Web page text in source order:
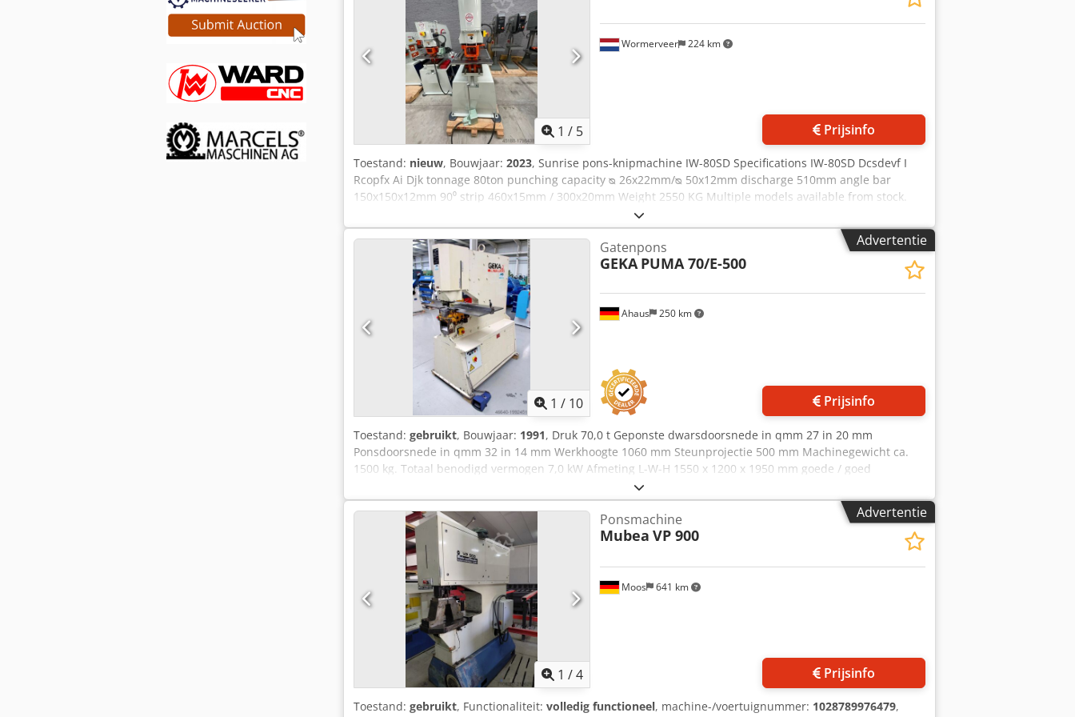
1 / 5
Wormerveer 224 km
Prijsinfo
Toestand: nieuw, Bouwjaar: 2023, Sunrise pons-knipmachine IW-80SD Specifications IW-80SD Dcsdevf I
Rcopfx Ai Djk tonnage 80ton punching capacity ᴓ 26x22mm/ᴓ 50x12mm discharge 510mm angle bar
150x150x12mm 90⁰ strip 460x15mm / 300x20mm Weight 2550 KG Multiple models available from stock.
Advertentie
1 / 10
Ahaus 250 km
Gatenpons
GEKA PUMA 70/E-500
Prijsinfo
Toestand: gebruikt, Bouwjaar: 1991, Druk 70,0 t Geponste dwarsdoorsnede in qmm 27 in 20 mm
Ponsdoorsnede in qmm 32 in 14 mm Werkhoogte 1060 mm Steunprojectie 500 mm Machinegewicht ca.
1500 kg. Totaal benodigd vermogen 7,0 kW Afmeting L-W-H 1550 x 1200 x 1950 mm goede / goed
onderhouden staat (!!) originele prijs ca. 21.000 Euro Speciale prijs op aanvraag Uitrusting: -
elektrohydraulische perforator, met grote keeldiepte - grote GEKA aanslagtafel met verstelbaar
aanslagsysteem - Plaatschraper met schraapplaten - Traploze slagverstelling - matrijzenvoet - 1x vrij
bewegende voetschakelaar Dcodpfx Aexabu Tsi Djk - Bedieningshandleiding (PDF)
Advertentie
1 /4
Moos 641 km
Ponsmachine
Mubea VP 900
Prijsinfo
Toestand: gebruikt, Functionaliteit: volledig functioneel, machine-/voertuignummer: 1028789976479,